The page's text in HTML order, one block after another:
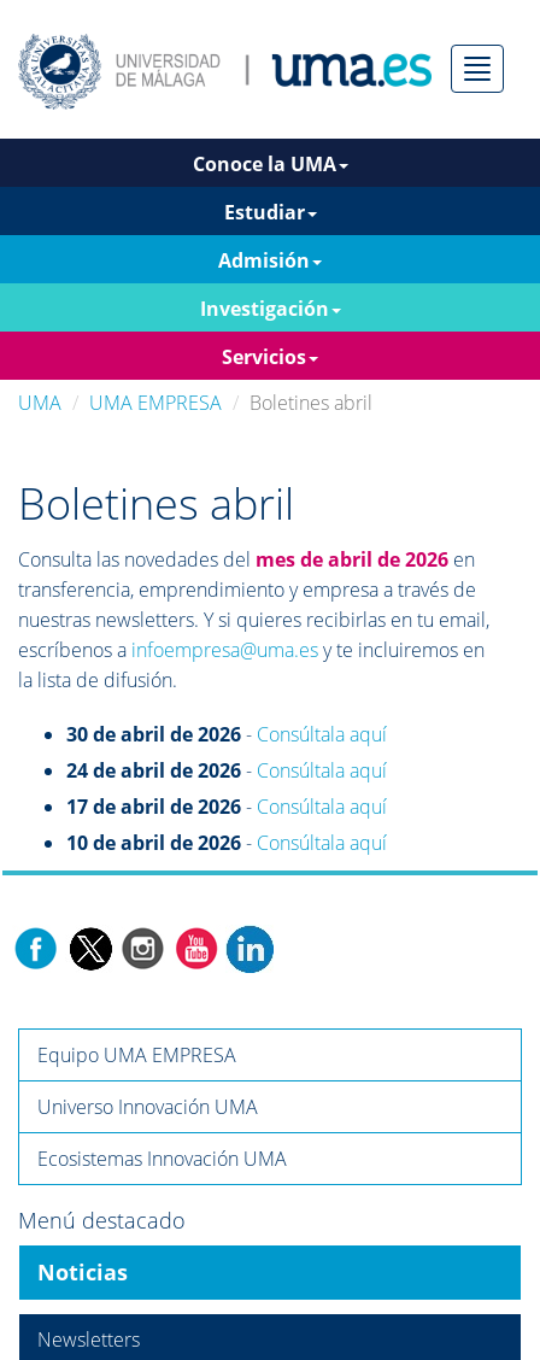
Menú
Conoce la UMA
Estudiar
Admisión
Investigación
Servicios
UMA
UMA EMPRESA Boletines abril
Boletines abril
Consulta las novedades del mes de abril de 2026 en
transferencia, emprendimiento y empresa através de
nuestras newsletters. Y si quieres recibirlas en tu email,
escríbenos a infoempresa@uma.esy te incluiremos en
la lista de difusión.
30 de abril de 2026- Consúltala aquí
24 de abril de 2026- Consúltala aquí
17 de abril de 2026- Consúltala aquí
10 de abril de 2026- Consúltala aquí
Equipo UMA EMPRESA
Universo Innovación UMA
Ecosistemas Innovación UMA
Menú destacado
Noticias
Newsletters